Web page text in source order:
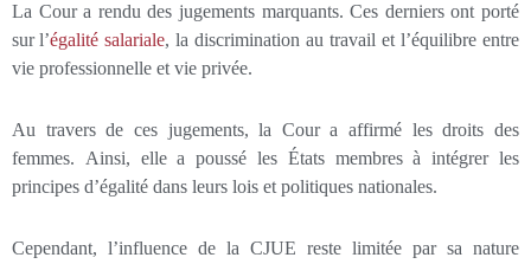
La Cour a rendu des jugements marquants. Ces derniers ont porté
sur l’égalité salariale, la discrimination au travail et l’équilibre entre
vie professionnelle et vie privée.
Au travers de ces jugements, la Cour a affirmé les droits des
femmes. Ainsi, elle a poussé les États membres à intégrer les
principes d’égalité dans leurs lois et politiques nationales.
Cependant, l’influence de la CJUE reste limitée par sa nature